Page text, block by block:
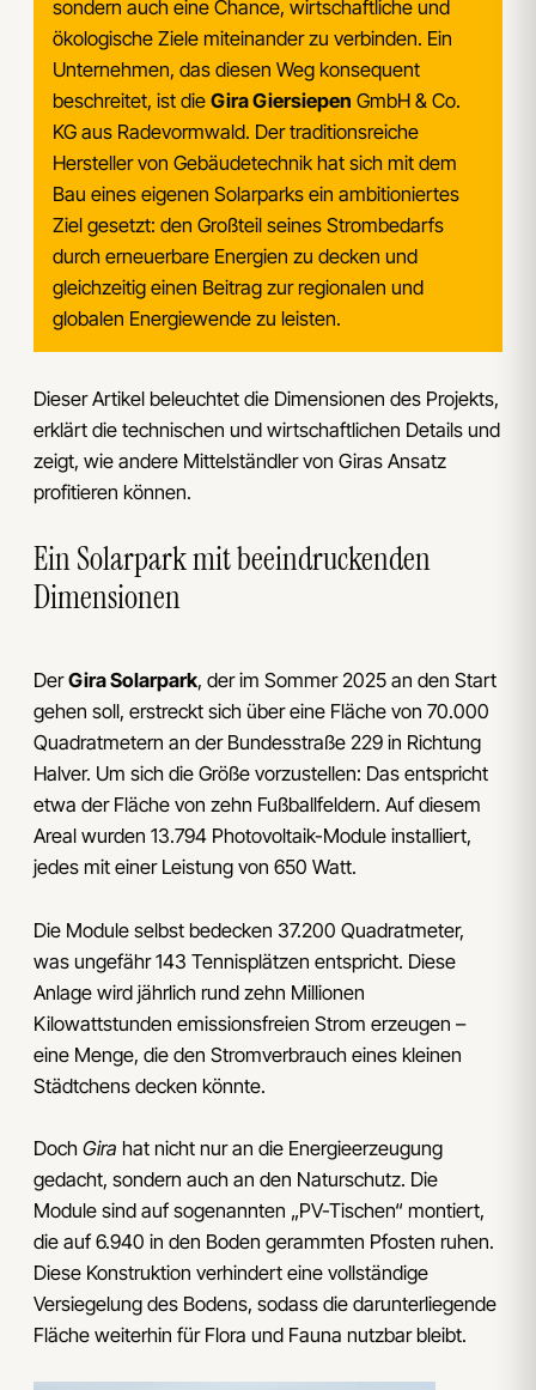
sondern auch eine Chance, wirtschaftliche und
ökologische Ziele miteinander zu verbinden. Ein
Unternehmen, das diesen Weg konsequent
beschreitet, ist die Gira Giersiepen GmbH & Co.
KG aus Radevormwald. Der traditionsreiche
Hersteller von Gebäudetechnik hat sich mit dem
Bau eines eigenen Solarparks ein ambitioniertes
Ziel gesetzt: den Großteil seines Strombedarfs
durch erneuerbare Energien zu decken und
gleichzeitig einen Beitrag zur regionalen und
globalen Energiewende zu leisten.
Dieser Artikel beleuchtet die Dimensionen des Projekts,
erklärt die technischen und wirtschaftlichen Details und
zeigt, wie andere Mittelständler von Giras Ansatz
profitieren können.
Ein Solarpark mit beeindruckenden
Dimensionen
DerGira Solarpark, der im Sommer 2025 an den Start
gehen soll, erstreckt sich über eine Fläche von 70.000
Quadratmetern an der Bundesstraße 229 in Richtung
Halver. Um sich die Größe vorzustellen: Das entspricht
etwa der Fläche von zehn Fußballfeldern. Auf diesem
Areal wurden 13.794 Photovoltaik-Module installiert,
jedes mit einer Leistung von 650 Watt.
Die Module selbst bedecken 37.200 Quadratmeter,
was ungefähr 143 Tennisplätzen entspricht. Diese
Anlage wird jährlich rund zehn Millionen
Kilowattstunden emissionsfreien Strom erzeugen –
eine Menge, die den Stromverbrauch eines kleinen
Städtchens decken könnte.
Doch Gira hat nicht nur an die Energieerzeugung
gedacht, sondern auch an den Naturschutz. Die
Module sind auf sogenannten „PV-Tischen“ montiert,
die auf 6.940 in den Boden gerammten Pfosten ruhen.
Diese Konstruktion verhindert eine vollständige
Versiegelung des Bodens, sodass die darunterliegende
Fläche weiterhin für Flora und Fauna nutzbar bleibt.